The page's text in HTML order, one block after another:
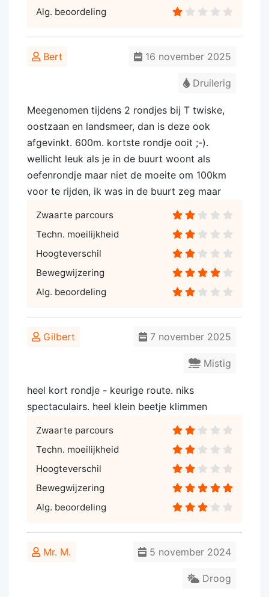
Alg. beoordeling
Bert 16 november 2025
Druilerig
Meegenomen tijdens 2 rondjes bij T twiske,
oostzaan en landsmeer, dan is deze ook
afgevinkt. 600m. kortste rondje ooit ;-).
wellicht leuk als je in de buurt woont als
oefenrondje maar niet de moeite om 100km
voor te rijden, ik was in de buurt zeg maar
Zwaarte parcours
Techn. moeilijkheid
Hoogteverschil
Bewegwijzering
Alg. beoordeling
Gilbert 7 november 2025
Mistig
heel kort rondje - keurige route. niks
spectaculairs. heel klein beetje klimmen
Zwaarte parcours
Techn. moeilijkheid
Hoogteverschil
Bewegwijzering
Alg. beoordeling
Mr. M. 5 november 2024
Droog